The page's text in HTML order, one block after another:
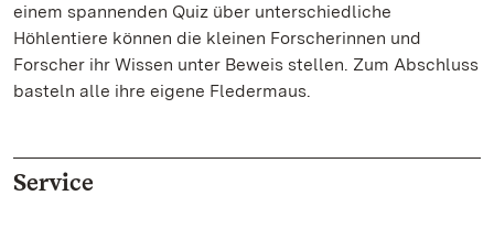
einem spannenden Quiz über unterschiedliche
Höhlentiere können die kleinen Forscherinnen und
Forscher ihr Wissen unter Beweis stellen. Zum Abschluss
basteln alle ihre eigene Fledermaus.
Service